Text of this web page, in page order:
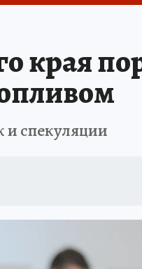
края
и спекуляции